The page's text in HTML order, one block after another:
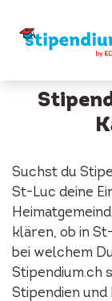
Suchst du
St-Luc deine
klären, ob in
bei welchem
Stipendium.ch
Stipendien und